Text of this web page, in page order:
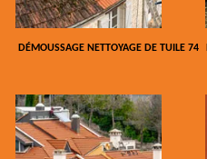
DÉMOUSSAGE NETTOYAGE DE TUILE 74